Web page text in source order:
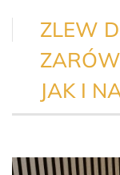
ZLEW
JAK I